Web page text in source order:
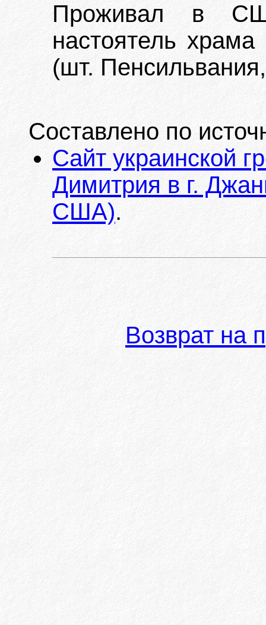
Проживал в
настоятель
(шт.
Составлено по
Сайт украинской
Димитрия в г.
США).
Возврат на